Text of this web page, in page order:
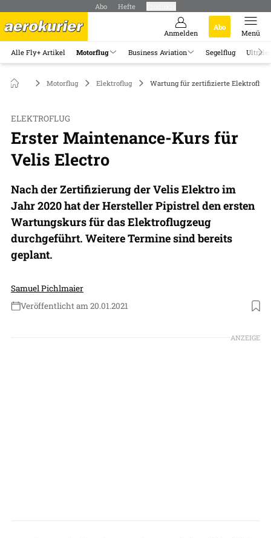
Abo Hefte
Anmelden
Abo
Menü
Alle Fly+ Artikel Motorflug Business Aviation Segelflug
Motorflug Elektroflug Wartung für zertifizierte
ELEKTROFLUG
Erster Maintenance-Kurs für
Velis Electro
Nach der Zertifizierung der Velis Elektro im
Jahr 2020 hat der Hersteller Pipistrel den ersten
Wartungskurs für das Elektroflugzeug
durchgeführt. Weitere Termine sind bereits
geplant.
Samuel Pichlmaier
Veröffentlicht am 20.01.2021
Foto: Pipistrel
ANZEIGE